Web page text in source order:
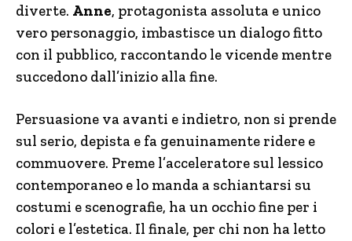
diverte. Anne, protagonista assoluta e unico
vero personaggio, imbastisce un dialogo fitto
con il pubblico, raccontando le vicende mentre
succedono dall’inizio alla fine.
Persuasione va avanti e indietro, non si prende
sul serio, depista e fa genuinamente ridere e
commuovere. Preme l’acceleratore sul lessico
contemporaneo e lo manda a schiantarsi su
costumi e scenografie, ha un occhio fine per i
colori e l’estetica. Il finale, per chi non ha letto